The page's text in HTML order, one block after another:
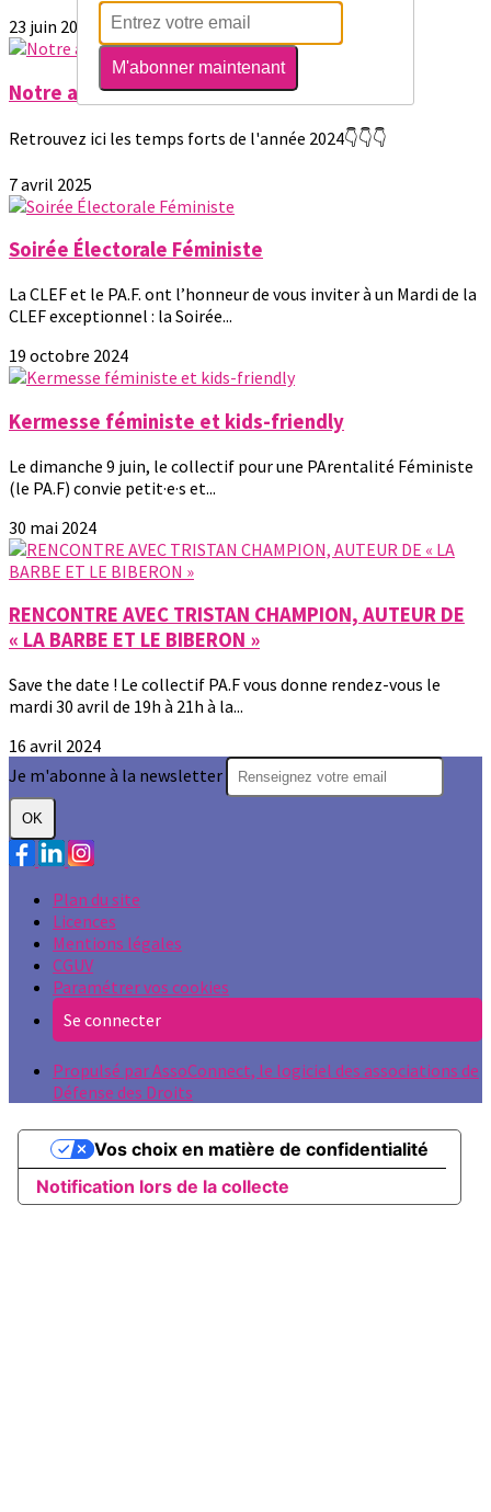
23 juin 2025
Notre année 2024
Retrouvez ici les temps forts de l'année 2024👇👇👇
7 avril 2025
Soirée Électorale Féministe
La CLEF et le PA.F. ont l’honneur de vous inviter à un Mardi de la
CLEF exceptionnel : la Soirée...
19 octobre 2024
Kermesse féministe et kids-friendly
Le dimanche 9 juin, le collectif pour une PArentalité Féministe
(le PA.F) convie petit·e·s et...
30 mai 2024
RENCONTRE AVEC TRISTAN CHAMPION, AUTEUR DE
« LA BARBE ET LE BIBERON »
Save the date ! Le collectif PA.F vous donne rendez-vous le
mardi 30 avril de 19h à 21h à la...
16 avril 2024
Je m'abonne à la newsletter
OK
Plan du site
Licences
Mentions légales
CGUV
Paramétrer vos cookies
Se connecter
Propulsé par AssoConnect, le logiciel des associations de
Défense des Droits
Notification lors de la collecte
Vos choix en matière de confidentialité
M'abonner maintenant